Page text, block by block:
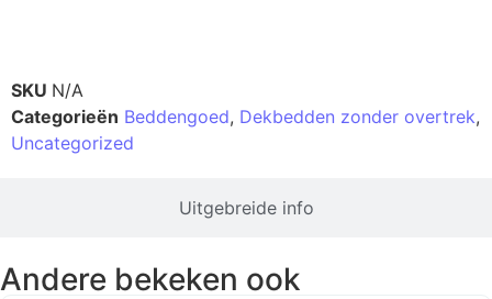
Uitgebreide info
SKU N/A
Categorieën Beddengoed, Dekbedden zonder overtrek,
Uncategorized
Andere bekeken ook